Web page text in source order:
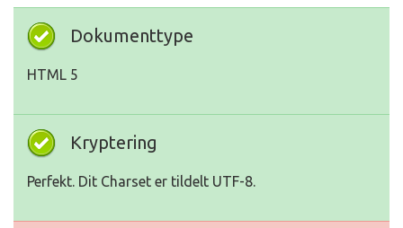
Dokumenttype
HTML 5
Kryptering
Perfekt. Dit Charset er tildelt UTF-8.